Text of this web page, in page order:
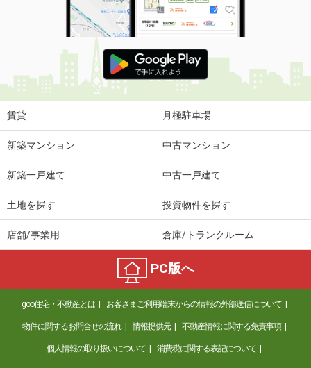
賃貸 月極駐車場
新築マンション 中古マンション
新築一戸建て 中古一戸建て
土地を探す 投資物件を探す
店舗/事業用 倉庫/トランクルーム
PC版へ
goo住宅・不動産とは お客さまご利用端末からの情報の外部送信について
物件に関するお問合せの流れ 情報提供元 不動産情報に関する免責事項
個人情報の取り扱いについて 消費税に関する表記について